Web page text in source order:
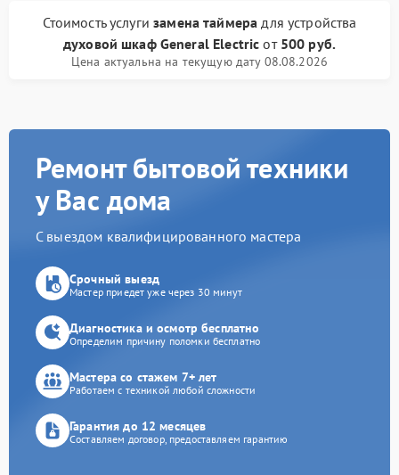
Стоимость услугизамена таймера для устройства
духовой шкаф General Electric от 500 руб.
Цена актуальна на текущую дату 08.08.2026
Ремонт бытовой техники
у Вас дома
С выездом квалифицированного мастера
Срочный выезд
Мастер приедет уже через 30 минут
Диагностика и осмотр бесплатно
Определим причину поломки бесплатно
Мастера со стажем 7+ лет
Работаем с техникой любой сложности
Гарантия до 12 месяцев
Составляем договор, предоставляем гарантию